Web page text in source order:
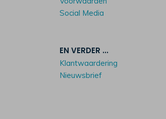
Social Media
EN VERDER ...
Klantwaardering
Nieuwsbrief